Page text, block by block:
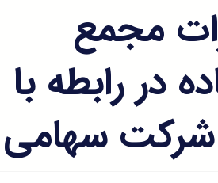
مجمع
در رابطه با
شرکت سهامی